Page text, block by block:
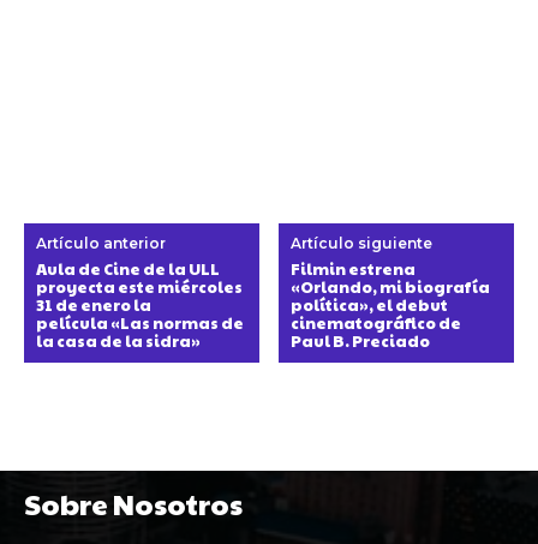
Artículo anterior
Aula de Cine de la ULL
proyecta este miércoles
31 de enero la
película «Las normas de
la casa de la sidra»
Artículo siguiente
Filmin estrena
«Orlando, mi biografía
política», el debut
cinematográfico de
Paul B. Preciado
Sobre Nosotros